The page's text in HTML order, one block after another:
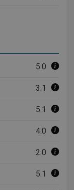
5.0
3.1
5.1
4.0
2.0
5.1